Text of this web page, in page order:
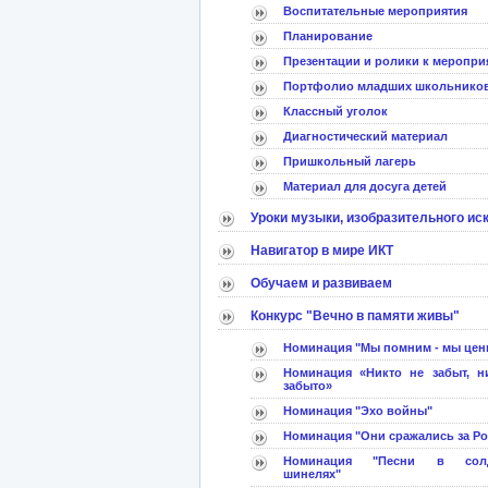
Воспитательные мероприятия
Планирование
Презентации и ролики к
Портфолио младших
Классный уголок
Диагностический материал
Пришкольный лагерь
Материал для досуга детей
Уроки музыки, изобразительного
Навигатор в мире ИКТ
Обучаем и развиваем
Конкурс "Вечно в памяти живы"
Номинация "Мы помним - мы
Номинация «Никто не забыт,
забыто»
Номинация "Эхо войны"
Номинация "Они сражались за
Номинация "Песни в
шинелях"